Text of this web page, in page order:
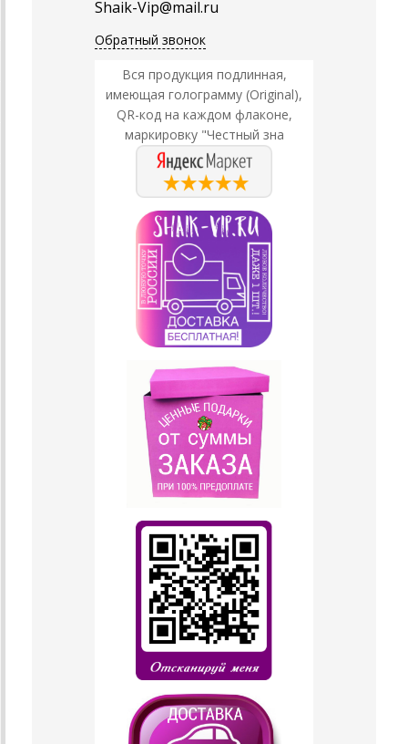
Shaik-Vip@mail.ru
Обратный звонок
Вся продукция подлинная,
имеющая голограмму (Original),
QR-код на каждом флаконе,
маркировку "Честный зна